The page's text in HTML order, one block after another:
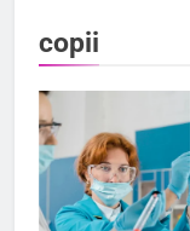
copii